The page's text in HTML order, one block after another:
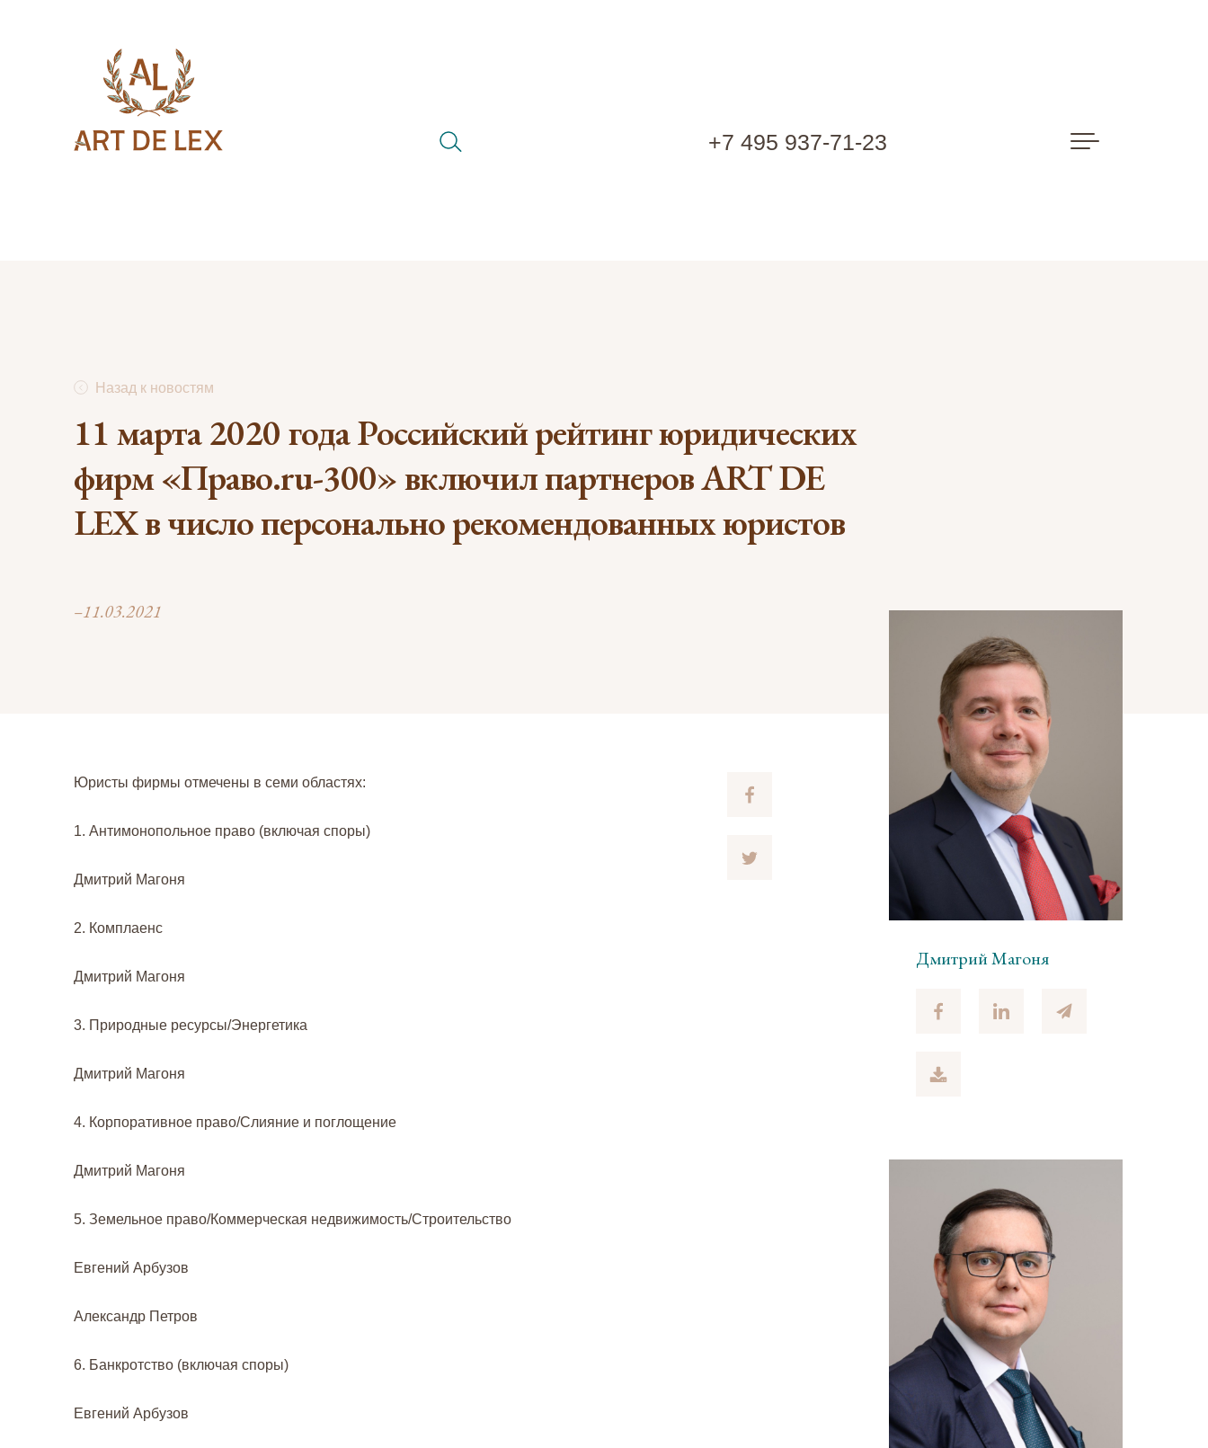
+7 495 937-71-23
Назад к новостям
11 марта 2020 года Российский рейтинг юридических
фирм «Право.ru-300» включил партнеров ART DE
LEX в число персонально рекомендованных юристов
–11.03.2021
Юристы фирмы отмечены в семи областях:
1. Антимонопольное право (включая споры)
Дмитрий Магоня
2. Комплаенс
Дмитрий Магоня
3. Природные ресурсы/Энергетика
Дмитрий Магоня
4. Корпоративное право/Слияние и поглощение
Дмитрий Магоня
5. Земельное право/Коммерческая недвижимость/Строительство
Евгений Арбузов
Александр Петров
6. Банкротство (включая споры)
Евгений Арбузов
Дмитрий Магоня